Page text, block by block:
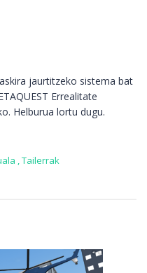
jaurtitzeko sistema bat
Errealitate
Helburua lortu dugu.
,Tailerrak